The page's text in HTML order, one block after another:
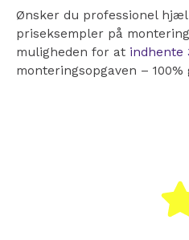
Ønsker du professionel
priseksempler på
muligheden for at indhente
monteringsopgaven –